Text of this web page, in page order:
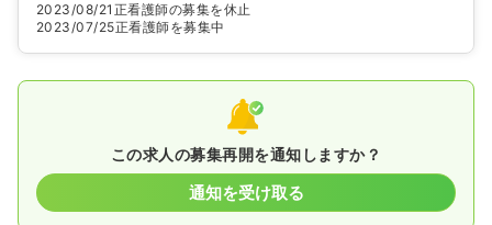
2023/08/21 正看護師の募集を休止
2023/07/25正看護師を募集中
この求人の募集再開を通知しますか？
通知を受け取る